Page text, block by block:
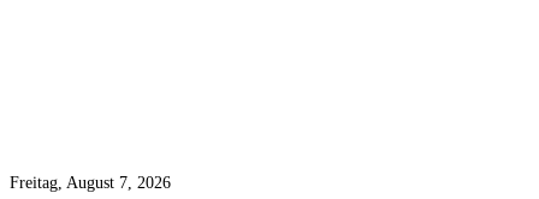
Freitag, August 7, 2026